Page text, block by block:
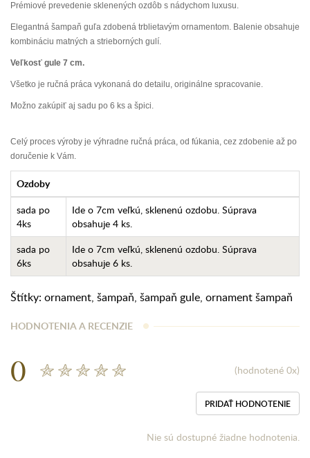
Prémiové prevedenie sklenených ozdôb s nádychom luxusu.
Elegantná šampaň guľa zdobená trblietavým ornamentom. Balenie obsahuje
kombináciu matných a strieborných gulí.
Veľkosť gule 7 cm.
Všetko je ručná práca vykonaná do detailu, originálne spracovanie.
Možno zakúpiť aj sadu po 6 ks a špici.
Celý proces výroby je výhradne ručná práca, od fúkania, cez zdobenie až po
doručenie k Vám.
Ozdoby
sada po
4ks
Ide o 7cm veľkú, sklenenú ozdobu. Súprava
obsahuje 4 ks.
sada po
6ks
Ide o 7cm veľkú, sklenenú ozdobu. Súprava
obsahuje 6 ks.
Štítky: ornament, šampaň, šampaň gule, ornament šampaň
HODNOTENIA A RECENZIE
0 (hodnotené 0x)
PRIDAŤ HODNOTENIE
Nie sú dostupné žiadne hodnotenia.